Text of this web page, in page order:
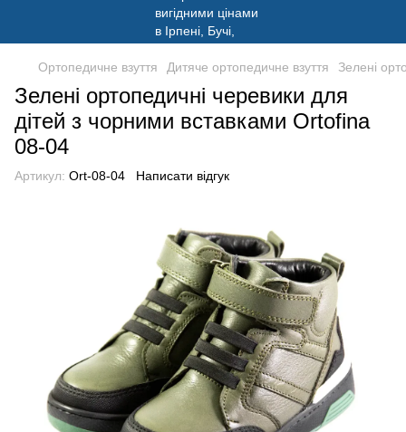
Ортопедичне взуття Дитяче ортопедичне взуття Зелені
Зелені ортопедичні черевики для
дітей з чорними вставками Ortofina
08-04
Артикул: Ort-08-04 Написати відгук